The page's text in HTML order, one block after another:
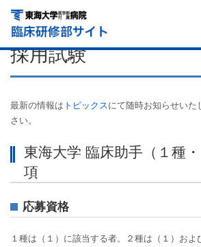
HOME 後期臨床研修
採用試験
最新の情報は トピックスにて随時お知らせいた
さい。
東海大学 臨床助手（１種
項
応募資格
１種は（１）に該当する者。２種は（１）およ